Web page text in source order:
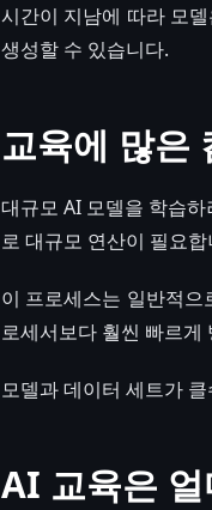
시간이 지남에 따라 모
생성할 수 있습니다.
교육에 많은
대규모 AI 모델을 학습
로 대규모 연산이 필요합
이 프로세스는 일반적
로세서보다 훨씬 빠르게
모델과 데이터 세트가
AI 교육은